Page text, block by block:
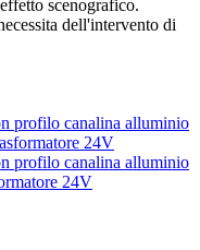
scenografico.
dell'intervento di